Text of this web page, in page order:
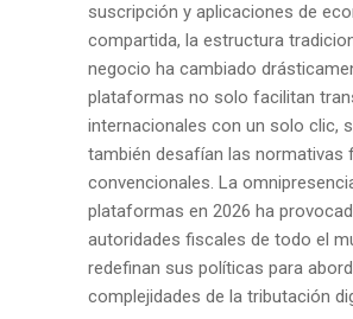
suscripción y aplicaciones de
compartida, la estructura
negocio ha cambiado
plataformas no solo facilitan
internacionales con un solo clic,
también desafían las normativas
convencionales. La
plataformas en 2026 ha
autoridades fiscales de todo el
redefinan sus políticas para
complejidades de la tributación